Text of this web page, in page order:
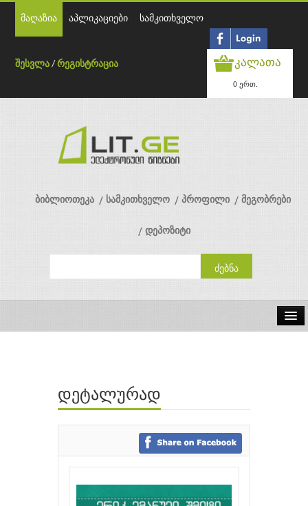
მაღაზია აპლიკაციები სამკითხველო
შესვლა /რეგისტრაცია კალათა
0 ერთ.
ბიბლიოთეკა სამკითხველო პროფილი მეგობრები
დეპოზიტი
ავტორები
გამომცემლობები
დეტალურად